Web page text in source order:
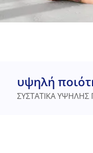
υψηλή
ΣΥΣΤΑΤΙΚΑ ΥΨΗΛΗΣ